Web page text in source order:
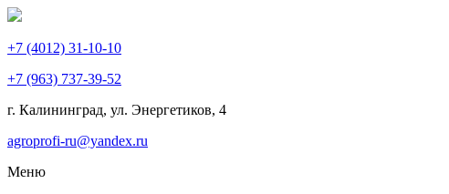
+7 (4012) 31-10-10
+7 (963) 737-39-52
г. Калининград, ул. Энергетиков, 4
agroprofi-ru@yandex.ru
Меню